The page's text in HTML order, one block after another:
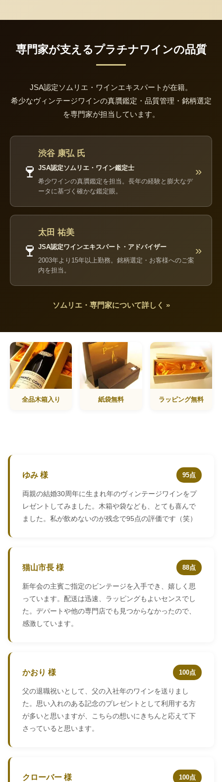
専門家が支えるプラチナワインの品質
JSA認定ソムリエ・ワインエキスパートが在籍。
希少なヴィンテージワインの真贋鑑定・品質管理・銘柄選定
を専門家が担当しています。
🍷
渋谷 康弘 氏
JSA認定ソムリエ・ワイン鑑定士
希少ワインの真贋鑑定を担当。長年の経験と膨大なデ
ータに基づく確かな鑑定眼。
»
🍷
太田 祐美
JSA認定ワインエキスパート・アドバイザー
2003年より15年以上勤務。銘柄選定・お客様へのご案
内を担当。
»
ソムリエ・専門家について詳しく »
全品木箱入り 紙袋無料 ラッピング無料
ゆみ 様 95点
両親の結婚30周年に生まれ年のヴィンテージワインをプ
レゼントしてみました。木箱や袋なども、とても喜んで
ました。私が飲めないのが残念で95点の評価です（笑）
猫山市長 様 88点
新年会の主賓ご指定のビンテージを入手でき、嬉しく思
っています。配送は迅速、ラッピングもよいセンスでし
た。デパートや他の専門店でも見つからなかったので、
感激しています。
かおり 様 100点
父の退職祝いとして、父の入社年のワインを送りまし
た。思い入れのある記念のプレゼントとして利用する方
が多いと思いますが、こちらの想いにきちんと応えて下
さっていると思います。
クローバー 様 100点